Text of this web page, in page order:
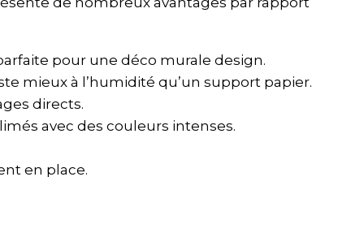
pour une déco murale design.
mieux à l’humidité qu’un support papier.
directs.
avec des couleurs intenses.
en place.